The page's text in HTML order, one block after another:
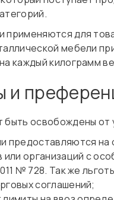
применяются для
мебели
каждый килограмм
и
освобождены
предоставляются на
или организаций с
№ 728. Так же
соглашений;